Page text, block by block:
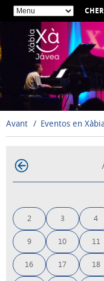
Avant Eventos en
2 3 4
9 10 11
16 17 18